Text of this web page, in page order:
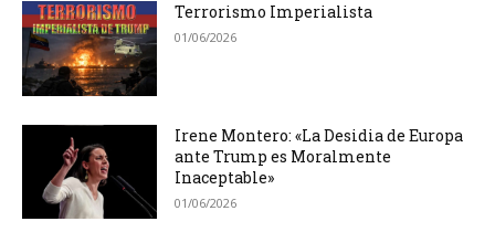
Terrorismo Imperialista
01/06/2026
Irene Montero: «La Desidia de Europa
ante Trump es Moralmente
Inaceptable»
01/06/2026